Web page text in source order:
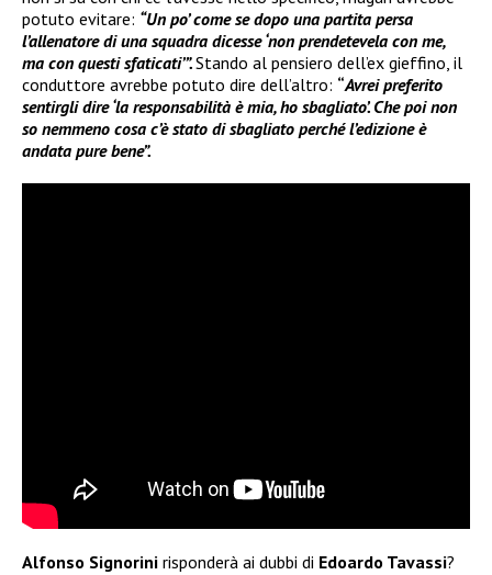
potuto evitare: “Un po’ come se dopo una partita persa
l’allenatore di una squadra dicesse ‘non prendetevela con me,
ma con questi sfaticati’”.Stando al pensiero dell’ex gieffino, il
conduttore avrebbe potuto dire dell’altro: “Avrei preferito
sentirgli dire ‘la responsabilità è mia, ho sbagliato’. Che poi non
so nemmeno cosa c’è stato di sbagliato perché l’edizione è
andata pure bene”.
Alfonso Signorini risponderà ai dubbi di Edoardo Tavassi?